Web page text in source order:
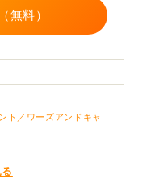
無料）
ト／ワーズアンドキャ